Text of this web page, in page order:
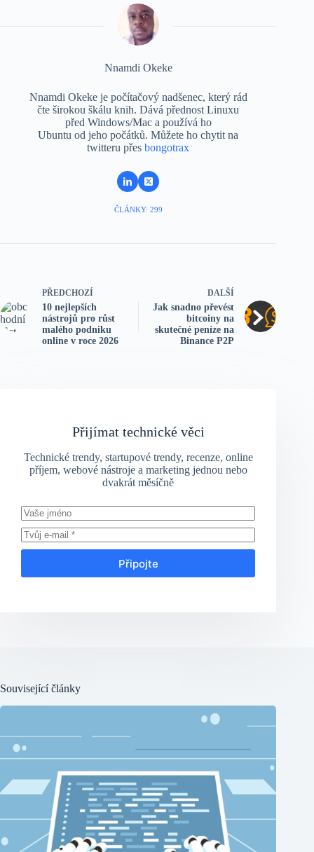
Nnamdi Okeke
Nnamdi Okeke je počítačový nadšenec, který rád
čte širokou škálu knih. Dává přednost Linuxu
před Windows/Mac a používá ho
Ubuntu od jeho počátků. Můžete ho chytit na
twitteru přesbongotrax
ČLÁNKY: 299
PŘEDCHOZÍ
10 nejlepších
nástrojů pro růst
malého podniku
online v roce 2026
DALŠÍ
Jak snadno převést
bitcoiny na
skutečné peníze na
Binance P2P
Přijímat technické věci
Technické trendy, startupové trendy, recenze, online
příjem, webové nástroje a marketing jednou nebo
dvakrát měsíčně
Připojte
Související články